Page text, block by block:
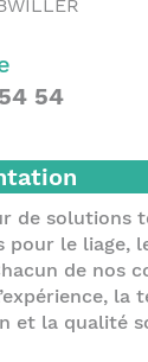
54
de solutions
pour le liage,
de nos
la
et la qualité